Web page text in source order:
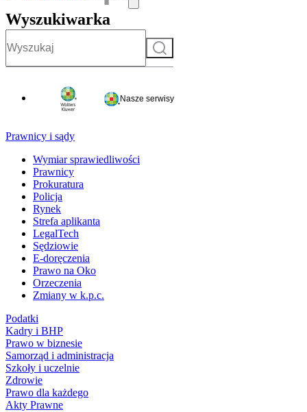
Wyszukiwarka
Szukaj
Nasze serwisy
Prawnicy i sądy
Wymiar sprawiedliwości
Prawnicy
Prokuratura
Policja
Rynek
Strefa aplikanta
LegalTech
Sędziowie
E-doręczenia
Prawo na Oko
Orzeczenia
Zmiany w k.p.c.
Podatki
Kadry i BHP
Prawo w biznesie
Samorząd i administracja
Szkoły i uczelnie
Zdrowie
Prawo dla każdego
Akty Prawne